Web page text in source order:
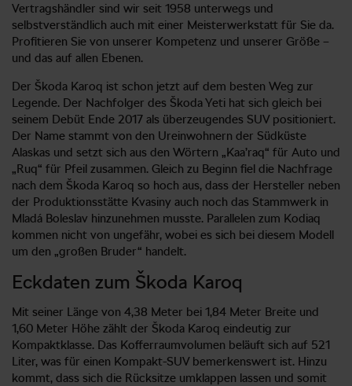
Vertragshändler sind wir seit 1958 unterwegs und
selbstverständlich auch mit einer Meisterwerkstatt für Sie da.
Profitieren Sie von unserer Kompetenz und unserer Größe –
und das auf allen Ebenen.
Der Škoda Karoq ist schon jetzt auf dem besten Weg zur
Legende. Der Nachfolger des Škoda Yeti hat sich gleich bei
seinem Debüt Ende 2017 als überzeugendes SUV positioniert.
Der Name stammt von den Ureinwohnern der Südküste
Alaskas und setzt sich aus den Wörtern „Kaa’raq“ für Auto und
„Ruq“ für Pfeil zusammen. Gleich zu Beginn fiel die Nachfrage
nach dem Škoda Karoq so hoch aus, dass der Hersteller neben
der Produktionsstätte Kvasiny auch noch das Stammwerk in
Mladá Boleslav hinzunehmen musste. Parallelen zum Kodiaq
kommen nicht von ungefähr, wobei es sich bei diesem Modell
um den „großen Bruder“ handelt.
Eckdaten zum Škoda Karoq
Mit seiner Länge von 4,38 Meter bei 1,84 Meter Breite und
1,60 Meter Höhe zählt der Škoda Karoq eindeutig zur
Kompaktklasse. Das Kofferraumvolumen beläuft sich auf 521
Liter, was für einen Kompakt-SUV bemerkenswert ist. Hinzu
kommt, dass sich die Rücksitze umklappen lassen und somit